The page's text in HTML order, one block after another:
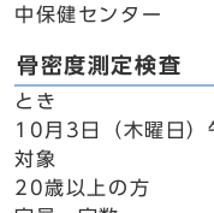
中保健センター
骨密度測定検査
とき
10月3日（木曜日
対象
20歳以上の方